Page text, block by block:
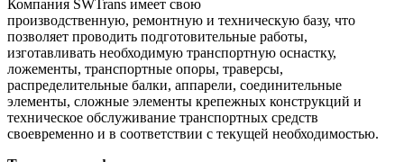
Компания SWTrans имеет свою
производственную, ремонтную и техническую базу, что
позволяет проводить подготовительные работы,
изготавливать необходимую транспортную оснастку,
ложементы, транспортные опоры, траверсы,
распределительные балки, аппарели, соединительные
элементы, сложные элементы крепежных конструкций и
техническое обслуживание транспортных средств
своевременно и в соответствии с текущей необходимостью.